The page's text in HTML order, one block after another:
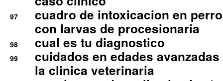
97
cuadro de intoxicacion en
con larvas de procesionaria
98 cual es tu diagnostico
99
cuidados en edades
la clinica veterinaria